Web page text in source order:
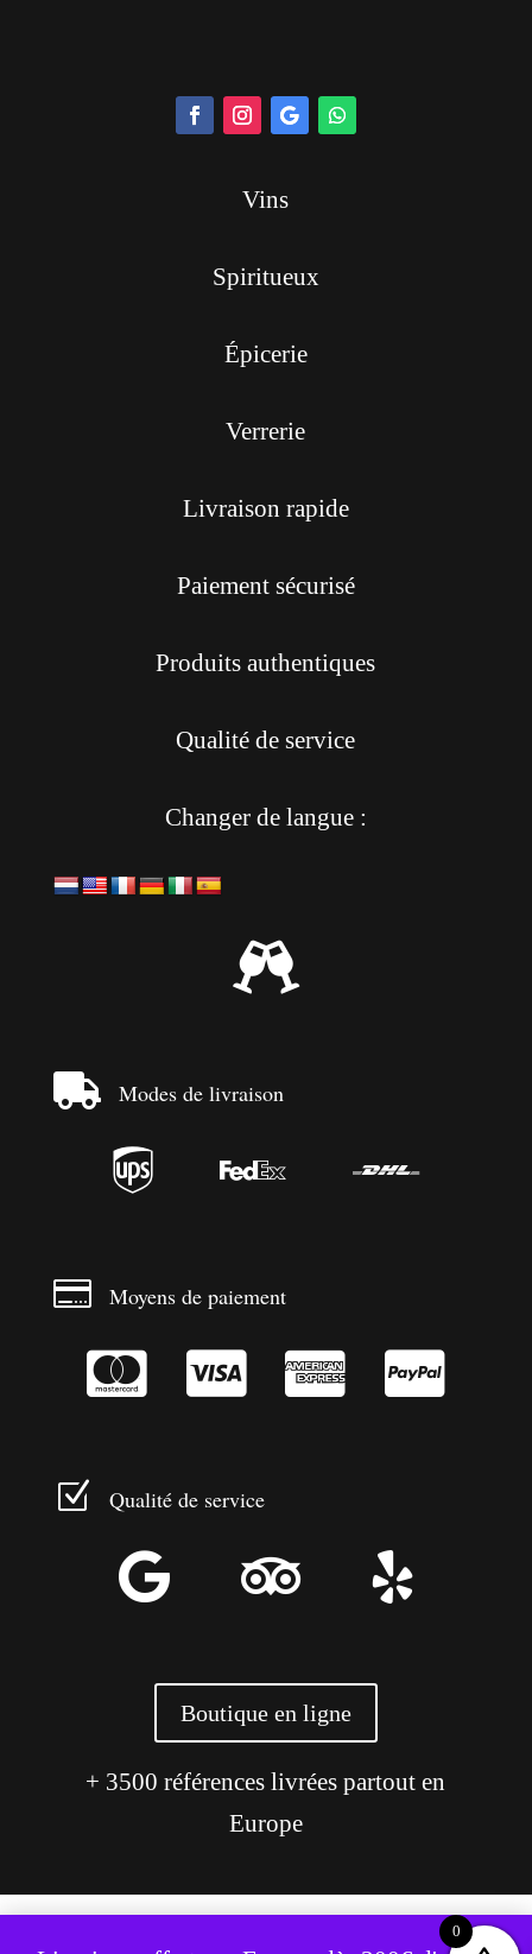
Vins
Spiritueux
Épicerie
Verrerie
Livraison rapide
Paiement sécurisé
Produits authentiques
Qualité de service
Changer de langue :

 Modes de livraison
  
 Moyens de paiement
   
Z Qualité de service
  
Boutique en ligne
+ 3500 références livrées partout en
Europe
Ce site utilise des cookies pour améliorer votre expérience.
0